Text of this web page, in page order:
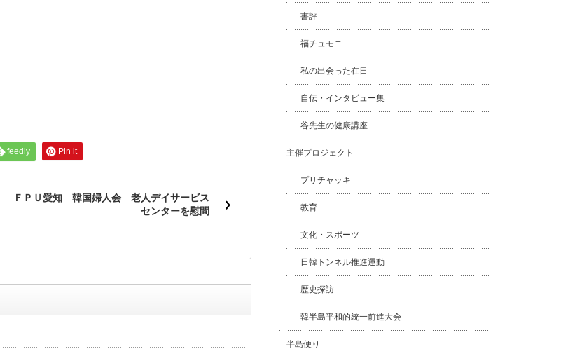
feedly Pin it
ＦＰＵ愛知 韓国婦人会 老人デイサービス
センターを慰問
書評
福チュモニ
私の出会った在日
自伝・インタビュー集
谷先生の健康講座
主催プロジェクト
プリチャッキ
教育
文化・スポーツ
日韓トンネル推進運動
歴史探訪
韓半島平和的統一前進大会
半島便り